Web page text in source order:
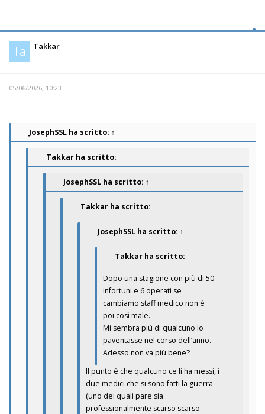
Ta Takkar
05/06/2026, 10:23
JosephSSL ha scritto: ↑
Takkar ha scritto:
JosephSSL ha scritto: ↑
Takkar ha scritto:
JosephSSL ha scritto: ↑
Takkar ha scritto:
Dopo una stagione con più di 50
infortuni e 6 operati se
cambiamo staff medico non è
poi così male.
Mi sembra più di qualcuno lo
paventasse nel corso dell’anno.
Adesso non va più bene?
Il punto è che qualcuno ce li ha messi, i
due medici che si sono fatti la guerra
(uno dei quali pare sia
professionalmente scarso scarso -